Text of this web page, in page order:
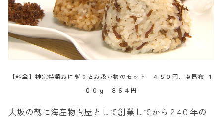
【料金】神宗特製おにぎりとお吸い物のセット ４５０円、塩昆布 １
００ｇ ８６４円
大坂の靱に海産物問屋として創業してから２4０年の